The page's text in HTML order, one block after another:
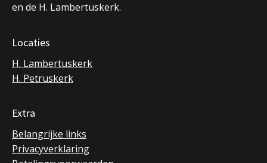
en de H. Lambertuskerk.
Locaties
H. Lambertuskerk
H. Petruskerk
Extra
Belangrijke links
Privacyverklaring